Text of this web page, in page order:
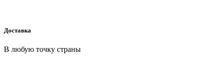
Доставка
В любую точку страны